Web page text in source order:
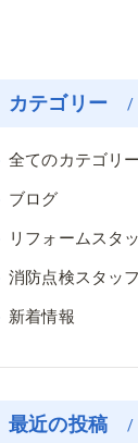
カテゴリー
全てのカテゴリー
ブログ
リフォームスタ
消防点検スタッ
新着情報
最近の投稿